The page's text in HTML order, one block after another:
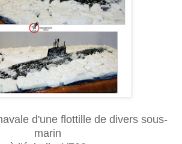
d'une flottille de divers sous-
marin